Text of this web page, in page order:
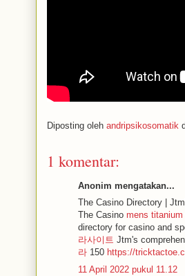
Diposting oleh andripsikosomatik
1 komentar:
Anonim mengatakan...
The Casino Directory |
The Casino mens titanium
directory for casino and
라사이트 Jtm's
라 150 https://
11 April 2022 pukul 11.12